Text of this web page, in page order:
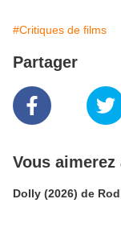
#Critiques de films
Partager
Vous aimerez
Dolly (2026) de